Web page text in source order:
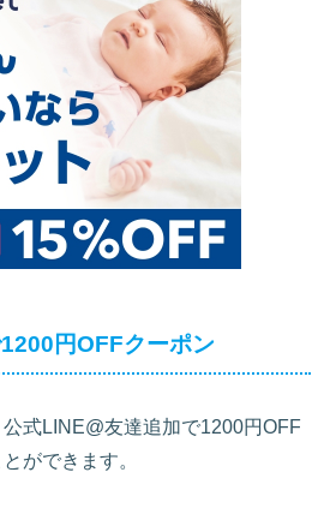
円OFFクーポン
式LINE@友達追加で1200円OFF
ができます。